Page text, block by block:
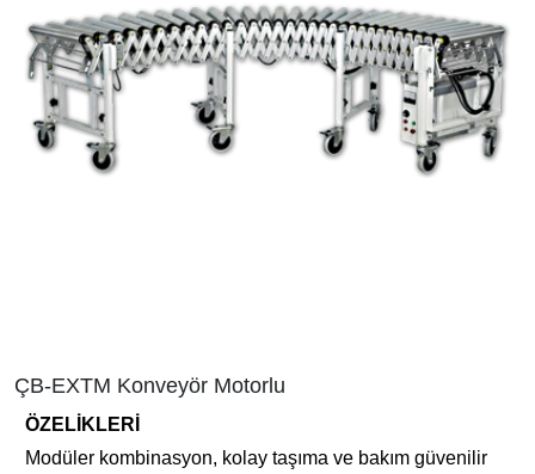
ÇB-EXTM Konveyör Motorlu
ÖZELİKLERİ
Modüler kombinasyon, kolay taşıma ve bakım güvenilir